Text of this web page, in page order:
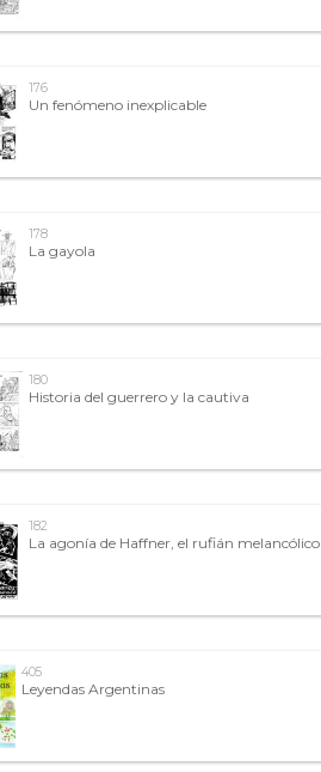
176
Un fenómeno inexplicable
178
La gayola
180
Historia del guerrero y la cautiva
182
La agonía de Haffner, el rufián melancólico
405
Leyendas Argentinas